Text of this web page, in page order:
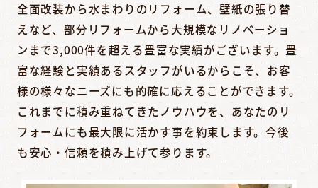
全面改装から水まわりのリフォーム、壁紙の張り替
えなど、部分リフォームから大規模なリノベーショ
ンまで3,000件を超える豊富な実績がございます。豊
富な経験と実績あるスタッフがいるからこそ、お客
様の様々なニーズにも的確に応えることができます。
これまでに積み重ねてきたノウハウを、あなたのリ
フォームにも最大限に活かす事を約束します。今後
も安心・信頼を積み上げて参ります。